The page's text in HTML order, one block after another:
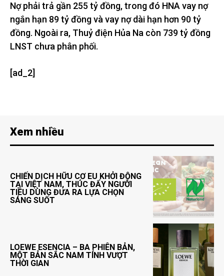
Nợ phải trả gần 255 tỷ đồng, trong đó HNA vay nợ
ngắn hạn 89 tỷ đồng và vay nợ dài hạn hơn 90 tỷ
đồng. Ngoài ra, Thuỷ điện Hủa Na còn 739 tỷ đồng
LNST chưa phân phối.
[ad_2]
Xem nhiều
CHIẾN DỊCH HỮU CƠ EU KHỞI ĐỘNG
TẠI VIỆT NAM, THÚC ĐẨY NGƯỜI
TIÊU DÙNG ĐƯA RA LỰA CHỌN
SÁNG SUỐT
LOEWE ESENCIA – BA PHIÊN BẢN,
MỘT BẢN SẮC NAM TÍNH VƯỢT
THỜI GIAN